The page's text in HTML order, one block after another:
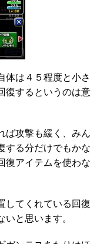
体は４５程度と小さ
復するというのは意
ば攻撃も緩く、みん
する分だけでもかな
復アイテムを使わな
してくれている回復
と思います。